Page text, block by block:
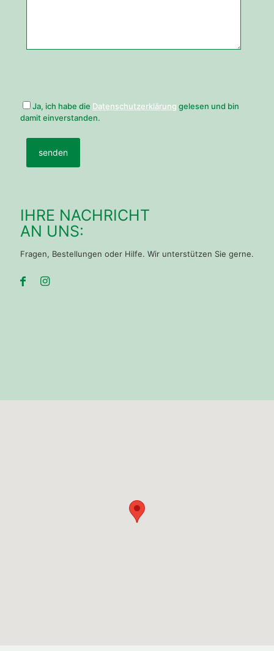
Ja, ich habe die Datenschutzerklärung gelesen und bin
damit einverstanden.
IHRE NACHRICHT
AN UNS:
Fragen, Bestellungen oder Hilfe. Wir unterstützen Sie gerne.